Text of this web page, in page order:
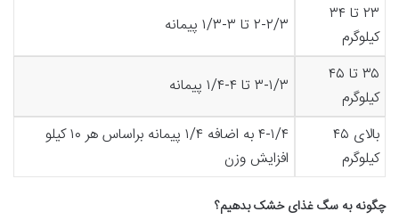
۲۳ تا ۳۴
کیلوگرم
۲-۲/۳ تا ۳-۱/۳ پیمانه
۳۵ تا ۴۵
کیلوگرم
۳-۱/۳ تا ۴-۱/۴ پیمانه
بالای ۴۵
کیلوگرم
۴-۱/۴ به اضافه ۱/۴ پیمانه براساس هر ۱۰ کیلو
افزایش وزن
چگونه به سگ غذای خشک بدهیم؟